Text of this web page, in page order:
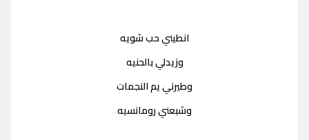
انطيني حب شويه
وزيدلي بالحنيه
وطيرني يم النجمات
وشبعني رومانسيه